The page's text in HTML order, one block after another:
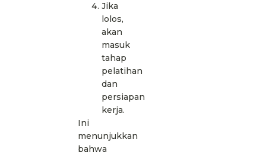
Jika
lolos,
akan
masuk
tahap
pelatihan
dan
persiapan
kerja.
Ini
menunjukkan
bahwa